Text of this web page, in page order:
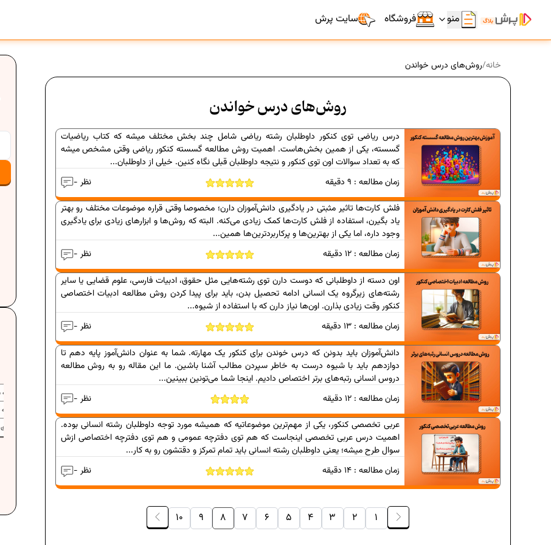
سایت پرش فروشگاه منو
دانلود رایگان نمونه سوالات امتحانی...
برنامه‌ ریزی درسی نهم
برنامه‌ ریزی درسی هفتم
دانلود رایگان نمونه سوالات امتحانی...
دانلود رایگان نمونه سوالات امتحان...
برنامه‌ ریزی درسی نهم
خانه/روش‌های درس خواندن
روش‌های درس خواندن
درس ریاضی توی کنکور داوطلبان رشته ریاضی شامل چند بخش مختلف میشه که کتاب ریاضیات
گسسته، یکی از همین بخش‌هاست. اهمیت روش مطالعه گسسته کنکور ریاضی وقتی مشخص میشه
که به تعداد سوالات اون توی کنکور و نتیجه داوطلبان قبلی نگاه کنین. خیلی از داوطلبان...
- نظر
زمان مطالعه : 9 دقیقه
فلش کارت‌ها تاثیر مثبتی در یادگیری دانش‌آموزان دارن؛ مخصوصا وقتی قراره موضوعات مختلف رو بهتر
یاد بگیرن، استفاده از فلش کارت‌ها کمک زیادی می‌کنه. البته که روش‌ها و ابزارهای زیادی برای یادگیری
وجود داره، اما یکی از بهترین‌ها و پرکاربردترین‌ها همین...
- نظر
زمان مطالعه :12 دقیقه
اون دسته از داوطلبانی که دوست دارن توی رشته‌هایی مثل حقوق، ادبیات فارسی، علوم قضایی یا سایر
رشته‌های زیرگروه یک انسانی ادامه تحصیل بدن، باید برای پیدا کردن روش مطالعه ادبیات اختصاصی
کنکور وقت زیادی بذارن. اون‌ها نیاز دارن که با استفاده از شیوه...
- نظر
زمان مطالعه :13 دقیقه
دانش‌آموزان باید بدونن که درس خوندن برای کنکور یک مهارته. شما به عنوان دانش‌آموز پایه دهم تا
دوازدهم باید با شیوه درست به خاطر سپردن مطالب آشنا باشین. ما این مقاله رو به روش مطالعه
دروس انسانی رتبه‌های برتر اختصاص دادیم. اینجا شما می‌تونین ببینین...
- نظر
زمان مطالعه :12 دقیقه
عربی تخصصی کنکور، یکی از مهم‌ترین موضوعاتیه که همیشه مورد توجه داوطلبان رشته انسانی بوده.
اهمیت درس عربی تخصصی اینجاست که هم توی دفترچه عمومی و هم توی دفترچه اختصاصی ازش
سوال طرح میشه؛ یعنی داوطلبان رشته انسانی باید تمام تمرکز و دقتشون رو به کار...
- نظر
زمان مطالعه :14 دقیقه
1
2
3
4
5
6
7
8
9
10